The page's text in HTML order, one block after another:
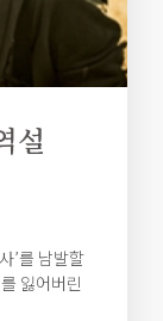
설
’를 남발할
잃어버린